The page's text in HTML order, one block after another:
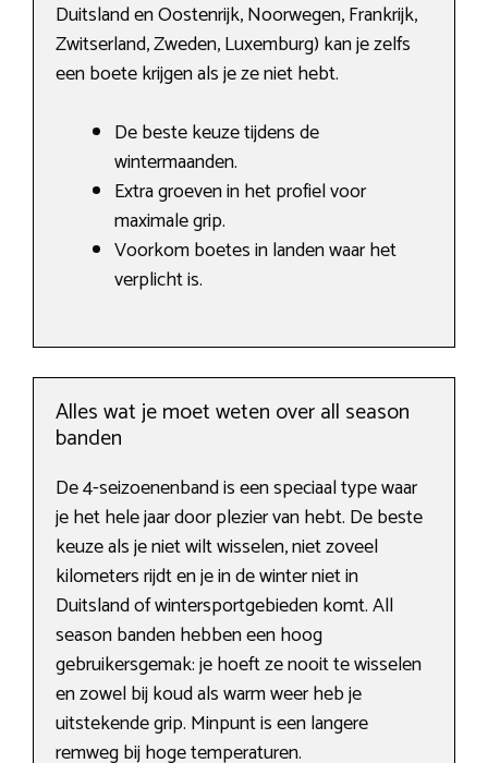
Duitsland en Oostenrijk, Noorwegen, Frankrijk,
Zwitserland, Zweden, Luxemburg) kan je zelfs
een boete krijgen als je ze niet hebt.
De beste keuze tijdens de
wintermaanden.
Extra groeven in het profiel voor
maximale grip.
Voorkom boetes in landen waar het
verplicht is.
Alles wat je moet weten over all season
banden
De 4-seizoenenband is een speciaal type waar
je het hele jaar door plezier van hebt. De beste
keuze als je niet wilt wisselen, niet zoveel
kilometers rijdt en je in de winter niet in
Duitsland of wintersportgebieden komt. All
season banden hebben een hoog
gebruikersgemak: je hoeft ze nooit te wisselen
en zowel bij koud als warm weer heb je
uitstekende grip. Minpunt is een langere
remweg bij hoge temperaturen.